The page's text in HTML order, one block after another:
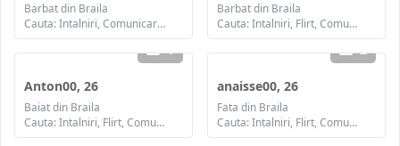
Barbat din Braila
Cauta: Intalniri, Comunicare / chat, Prietenie, Casatorie
Barbat din Braila
Cauta: Intalniri, Flirt, Comunicare / chat, Prietenie, Casatorie
1
Anton00, 26
Baiat din Braila
Cauta: Intalniri, Flirt, Comunicare / chat, Prietenie, Casatorie
2
anaisse00, 26
Fata din Braila
Cauta: Intalniri, Flirt, Comunicare / chat, Prietenie, Casatorie